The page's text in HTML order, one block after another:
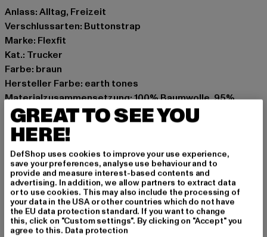
Anlass: Alltag, Freizeit
Verschlussarten: Buttonstrap
Marke: Flexfit
Kat.: Trucker
Farbe: braun
Hersteller Farbe: earth tones
Materialzusammensetzung: 100% Baumwolle, 95%
Polyester, 5% Elasthan
Art.Nr: 110T-01648
Hersteller: TB International GmbH |info@tbint.de
Dr.-Robert-Murjahn-Straße 7 | 64372 Ober-Ramstadt |
DE
GRÖSSE & PASSFORM
GREAT TO SEE YOU
HERE!
DefShop uses cookies to improve your use experience,
save your preferences, analyse use behaviour and to
provide and measure interest-based contents and
advertising. In addition, we allow partners to extract data
or to use cookies. This may also include the processing of
your data in the USA or other countries which do not have
the EU data protection standard. If you want to change
this, click on "Custom settings". By clicking on "Accept" you
agree to this. Data protection